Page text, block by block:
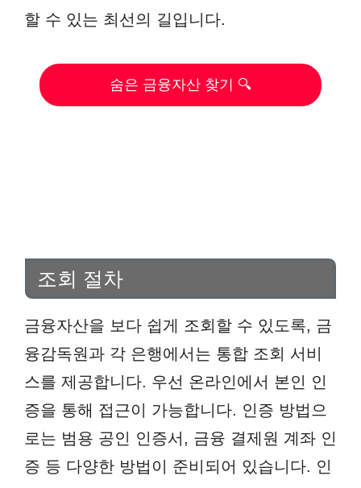
할 수 있는 최선의 길입니다.
숨은 금융자산 찾기 🔍
조회 절차
금융자산을 보다 쉽게 조회할 수 있도록, 금
융감독원과 각 은행에서는 통합 조회 서비
스를 제공합니다. 우선 온라인에서 본인 인
증을 통해 접근이 가능합니다. 인증 방법으
로는 범용 공인 인증서, 금융 결제원 계좌 인
증 등 다양한 방법이 준비되어 있습니다. 인